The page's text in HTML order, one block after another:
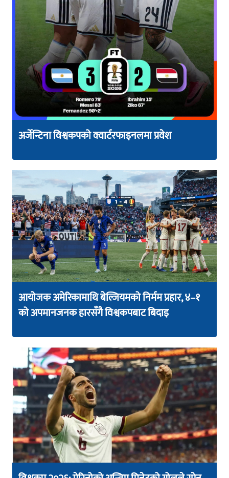
अर्जेन्टिना विश्वकपको क्वार्टरफाइनलमा प्रवेश
आयोजक अमेरिकामाथि बेल्जियमको निर्मम प्रहार, ४–१
को अपमानजनक हारसँगै विश्वकपबाट बिदाइ